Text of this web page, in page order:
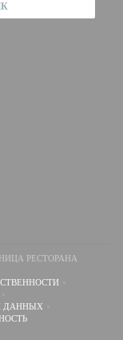
РЕСТОРАНА
В НОВОМ
В НОВОМ ОКНЕ))
В НОВОМ ОКНЕ))
ДАННЫХ
В НОВОМ ОКНЕ))
ОКНЕ)) В НОВОМ